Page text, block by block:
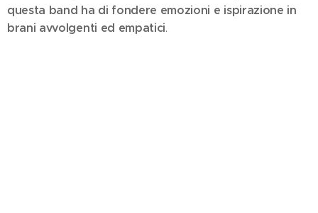
questa band ha di fondere emozioni e ispirazione in
brani avvolgenti ed empatici.